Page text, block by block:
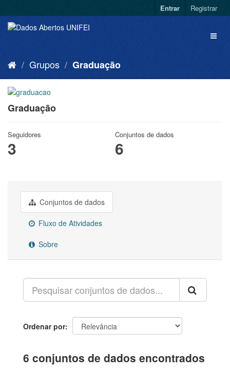
Entrar Registrar
Grupos Graduação
Graduação
Seguidores
3
Conjuntos de dados
6
Conjuntos de dados
Fluxo de Atividades
Sobre
Ordenar por
6 conjuntos de dados encontrados